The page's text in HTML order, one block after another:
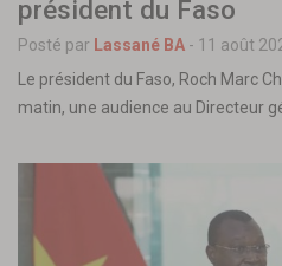
président du Faso
Posté par Lassané BA - 11 août
Le président du Faso, Roch Marc
matin, une audience au Directeur